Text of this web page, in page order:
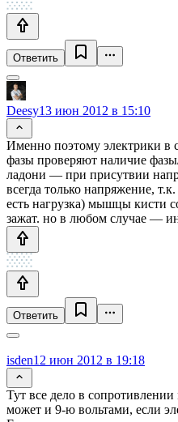
Ответить
Deesy13 июн 2012 в 15:10
Именно поэтому электрики в
фазы проверяют наличие
ладони — при присутвии
всегда только напряжение,
есть нагрузка) мышцы кисти
зажат. но в любом случае —
Ответить
isden12 июн 2012 в 19:18
Тут все дело в
может и 9-ю вольтами, если